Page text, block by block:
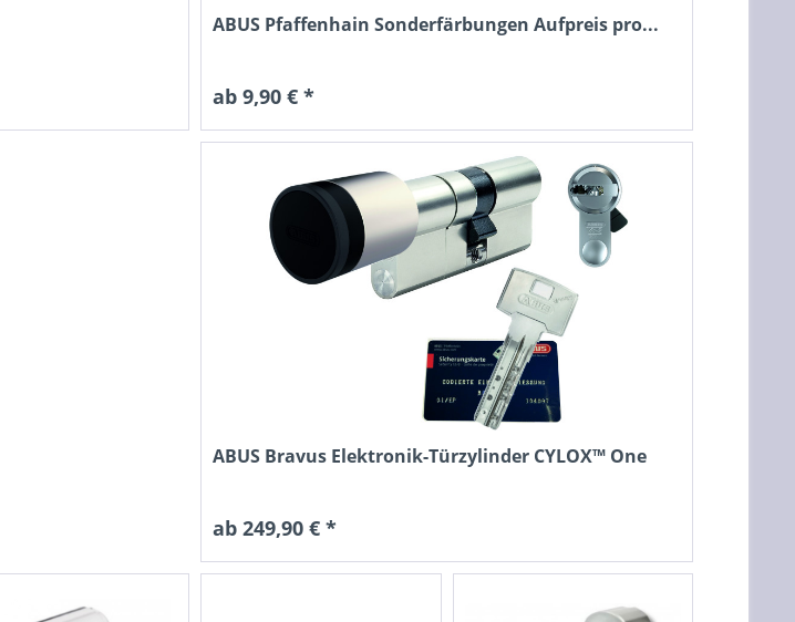
ABUS Pfaffenhain Sonderfärbungen Aufpreis pro...
ab 9,90 € *
ABUS Bravus Elektronik-Türzylinder CYLOX™ One
ab 249,90 € *